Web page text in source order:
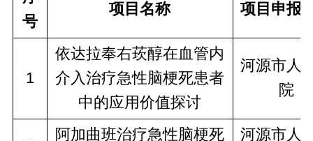
号
项目名称 项目申报
1
依达拉奉右莰醇在血管内
介入治疗急性脑梗死患者
中的应用价值探讨
河源市人
院
阿加曲班治疗急性脑梗死
河源市人